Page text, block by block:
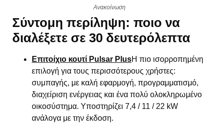
Ανακοίνωση
Σύντομη περίληψη: ποιο να
διαλέξετε σε 30 δευτερόλεπτα
Επιτοίχιο κουτί Pulsar PlusΗ πιο ισορροπημένη
επιλογή για τους περισσότερους χρήστες:
συμπαγής, με καλή εφαρμογή, προγραμματισμό,
διαχείριση ενέργειας και ένα πολύ ολοκληρωμένο
οικοσύστημα. Υποστηρίζει 7,4 / 11 / 22 kW
ανάλογα με την έκδοση.